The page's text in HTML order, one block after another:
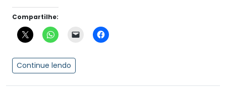
Compartilhe:
Continue lendo